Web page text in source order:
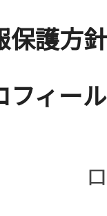
保護方針
フィール